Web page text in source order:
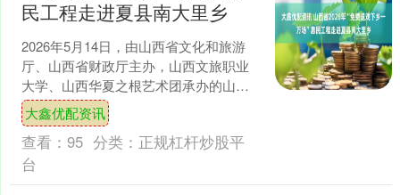
民工程走进夏县南大里乡
2026年5月14日，由山西省文化和旅游
厅、山西省财政厅主办，山西文旅职业
大学、山西华夏之根艺术团承办的山西
省2026年“免费下乡一万场”惠民工程，走
进夏县南大....
大鑫优配资讯
查看： 95 分类： 正规杠杆炒股平
台